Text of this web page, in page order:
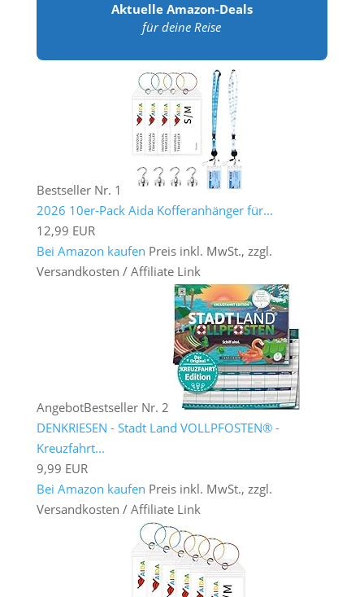
Aktuelle Amazon-Deals
für deine Reise
Bestseller Nr. 1
2026 10er-Pack Aida Kofferanhänger für...
12,99 EUR
Bei Amazon kaufen Preis inkl. MwSt., zzgl.
Versandkosten / Affiliate Link
AngebotBestseller Nr. 2
DENKRIESEN - Stadt Land VOLLPFOSTEN® -
Kreuzfahrt...
9,99 EUR
Bei Amazon kaufen Preis inkl. MwSt., zzgl.
Versandkosten / Affiliate Link